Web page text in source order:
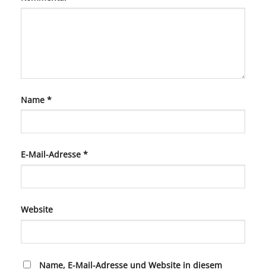
Name *
E-Mail-Adresse *
Website
Name, E-Mail-Adresse und Website in diesem